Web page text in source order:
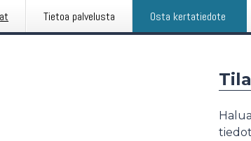
Tietoa palvelusta Osta kertatiedote